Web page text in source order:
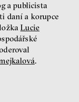
a publicista
daní a korupce
Lucie
.